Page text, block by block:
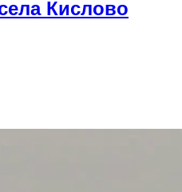
Кислово